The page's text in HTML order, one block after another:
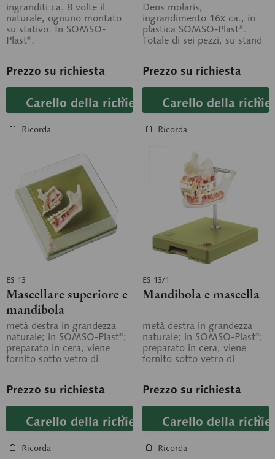
ingranditi ca. 8 volte il
naturale, ognuno montato
su stativo. In SOMSO-
Plast®.
Prezzo su richiesta
Carello della richiesta
Ricorda
Dens molaris,
ingrandimento 16x ca., in
plastica SOMSO-Plast®.
Totale di sei pezzi, su stand
Prezzo su richiesta
Carello della
Ricorda
ES 13
Mascellare superiore e
mandibola
metà destra in grandezza
naturale; in SOMSO-Plast®;
preparato in cera, viene
fornito sotto vetro di
Prezzo su richiesta
Carello della richiesta
Ricorda
ES 13/1
Mandibola e mascella
metà destra in grandezza
naturale; in SOMSO-Plast®;
preparato in cera, viene
fornito sotto vetro di
Prezzo su richiesta
Carello della
Ricorda